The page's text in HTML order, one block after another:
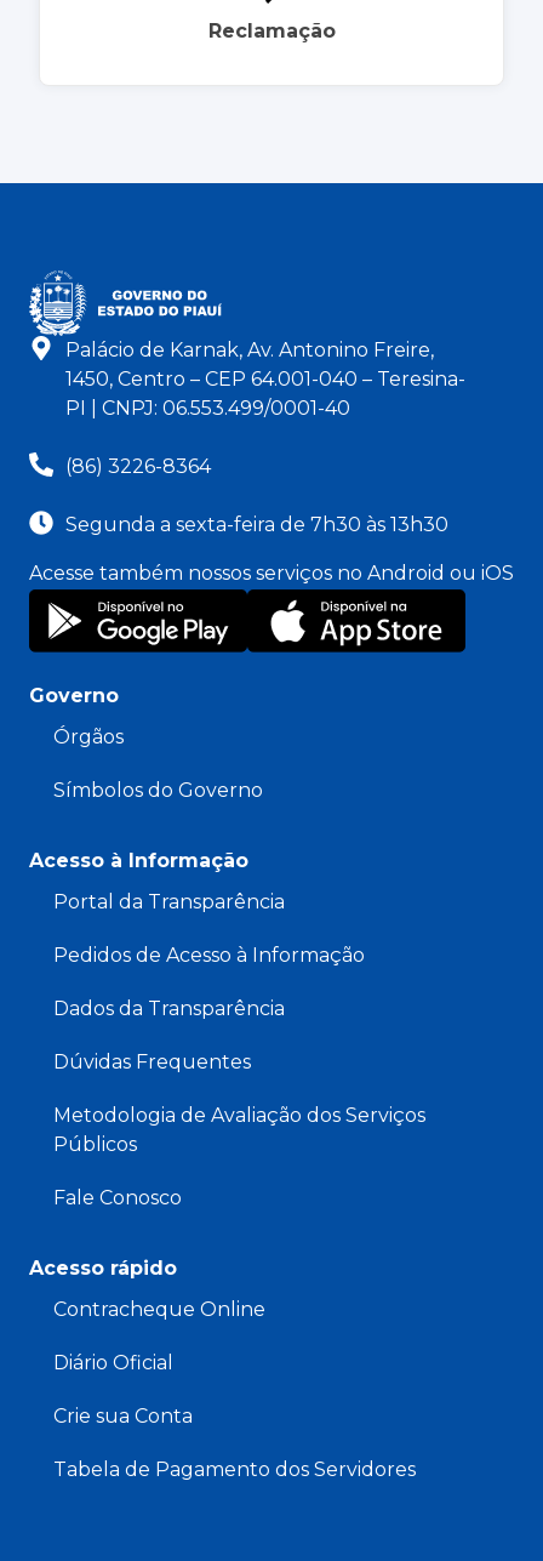
Reclamação
Palácio de Karnak, Av. Antonino Freire,
1450, Centro – CEP 64.001-040 – Teresina-
PI | CNPJ: 06.553.499/0001-40
(86) 3226-8364
Segunda a sexta-feira de 7h30 às 13h30
Acesse também nossos serviços no Android ou iOS
Governo
Órgãos
Símbolos do Governo
Acesso à Informação
Portal da Transparência
Pedidos de Acesso à Informação
Dados da Transparência
Dúvidas Frequentes
Metodologia de Avaliação dos Serviços
Públicos
Fale Conosco
Acesso rápido
Contracheque Online
Diário Oficial
Crie sua Conta
Tabela de Pagamento dos Servidores